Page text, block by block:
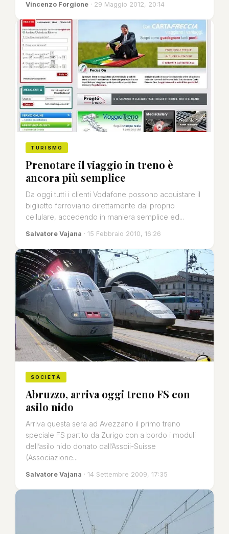
Vincenzo Forgione · 29 Maggio 2012, 20:14
TURISMO
Prenotare il viaggio in treno è
ancora più semplice
Da oggi tutti i clienti Vodafone possono acquistare il
biglietto ferroviario direttamente dal proprio
cellulare, accedendo in maniera semplice ed...
Salvatore Vajana · 15 Febbraio 2010, 16:26
SOCIETÀ
Abruzzo, arriva oggi treno FS con
asilo nido
Arriva questa sera ad Avezzano il primo treno
speciale FS partito da Zurigo con a bordo i moduli
dell’asilo nido donato dall’Assoii-Suisse
(Associazione...
Salvatore Vajana · 14 Settembre 2009, 17:35